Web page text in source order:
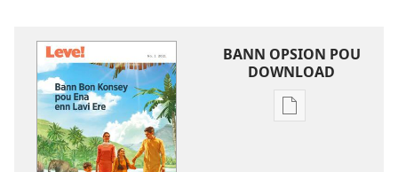
BANN OPSION POU
DOWNLOAD
Bann